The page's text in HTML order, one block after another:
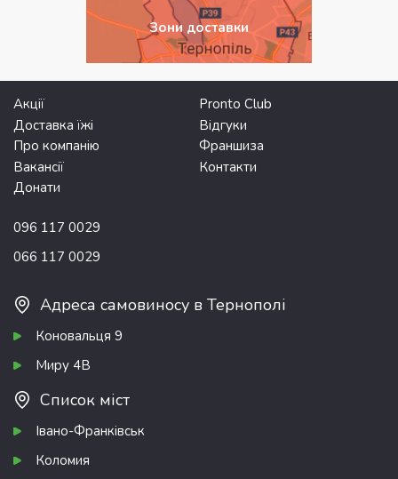
Зони доставки
Акції
Pronto Club
Доставка їжі
Відгуки
Про компанію
Франшиза
Вакансії
Контакти
Донати
096 117 0029
066 117 0029
Адреса самовиносу в Тернополі
Коновальця 9
Миру 4В
Список міст
Івано-Франківськ
Коломия